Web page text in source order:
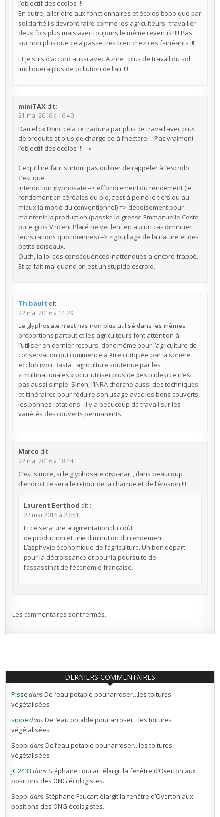
l’objectif des écolos !!!
En outre, aller dire aux fonctionnaires et écolos bobo que par
solidarité ils devront faire comme les agriculteurs : travailler
deux fois plus mais avec toujours le même revenus !!!! Pas
sur non plus que cela passe très bien chez ces fainéants !!!
Et je suis d’accord aussi avec Alzine : plus de travail du sol
impliquera plus de pollution de l’air !!!
miniTAX dit :
21 mai 2016 à 16:40
Daniel : « Donc cela ce traduira par plus de travail avec plus
de produits et plus de charge de à l’hectare… Pas vraiment
l’objectif des écolos !!! – »
—————
Ce qu’il ne faut surtout pas oublier de rappeler à l’escrolo,
c’est que
interdiction glyphosate => effondrement du rendement (le
rendement en céréales du bio, c’est à peine le tiers ou au
mieux la moitié du conventionnel) => déboisement pour
maintenir la production (passke la grosse Emmanuelle Coste
ou le gros Vincent Placé ne veulent en aucun cas diminuer
leurs rations quotidiennes) => zigouillage de la nature et des
petits zoiseaux.
Ouch, la loi des conséquences inattendues a encore frappé.
Et ça fait mal quand on est un stupide escrolo.
Thibault dit :
22 mai 2016 à 14:29
Le glyphosate n’est nas non plus utilisé dans les mêmes
proportions partout et les agriculteurs font attention à
l’utiliser en dernier recours, donc même pour l’agriculture de
conservation qui commence à être critiquée par la sphère
ecobio (voir Basta : agriculture soutenue par les
« multinationales » pour utiliser plus de pesticides) ce n’est
pas aussi simple. Sinon, l’INRA cherche aussi des techniques
et itinéraires pour réduire son usage avec les bons couverts,
les bonnes rotations : il y a beaucoup de travail sur les
variétés des couverts permanents.
Marco dit :
22 mai 2016 à 18:44
C’est simple, si le glyphosate disparait , dans beaucoup
d’endroit ce sera le retour de la charrue et de l’érosion !!!
Laurent Berthod dit :
22 mai 2016 à 23:51
Et ce sera une augmentation du coût
de production et une diminution du rendement.
L’asphyxie économique de l’agriculture. Un bon départ
pour la décroissance et pour la poursuite de
l’assassinat de l’économie française.
Les commentaires sont fermés.
DERNIERS COMMENTAIRES
Pisse dansDe l’eau potable pour arroser…les toitures
végétalisées
sippe dansDe l’eau potable pour arroser…les toitures
végétalisées
Seppi dansDe l’eau potable pour arroser…les toitures
végétalisées
JG2433 dans Stéphane Foucart élargit la fenêtre d’Overton aux
positions des ONG écologistes.
Seppi dans Stéphane Foucart élargit la fenêtre d’Overton aux
positions des ONG écologistes.